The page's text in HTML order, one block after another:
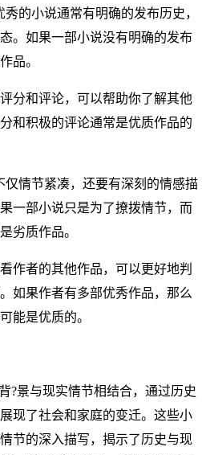
的小说通常有明确的发布历史，
。如果一部小说没有明确的发布
品。
分和评论，可以帮助你了解其他
和积极的评论通常是优质作品的
仅情节紧凑，还要有深刻的情感描
一部小说只是为了撩拨情节，而
劣质作品。
作者的其他作品，可以更好地判
如果作者有多部优秀作品，那么
能是优质的。
?景与现实情节相结合，通过历史
现了社会和家庭的变迁。这些小
节的深入描写，揭示了历史与现